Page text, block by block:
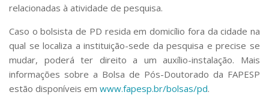
relacionadas à atividade de pesquisa.
Caso o bolsista de PD resida em domicílio fora da cidade na
qual se localiza a instituição-sede da pesquisa e precise se
mudar, poderá ter direito a um auxílio-instalação. Mais
informações sobre a Bolsa de Pós-Doutorado da FAPESP
estão disponíveis em www.fapesp.br/bolsas/pd.